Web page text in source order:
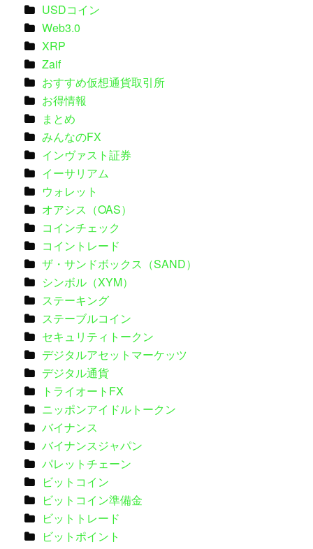
USDコイン
Web3.0
XRP
Zaif
おすすめ仮想通貨取引所
お得情報
まとめ
みんなのFX
インヴァスト証券
イーサリアム
ウォレット
オアシス（OAS）
コインチェック
コイントレード
ザ・サンドボックス（SAND）
シンボル（XYM）
ステーキング
ステーブルコイン
セキュリティトークン
デジタルアセットマーケッツ
デジタル通貨
トライオートFX
ニッポンアイドルトークン
バイナンス
バイナンスジャパン
パレットチェーン
ビットコイン
ビットコイン準備金
ビットトレード
ビットポイント